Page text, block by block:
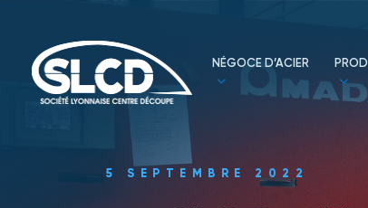
NÉGOCE D’ACIER
5 SEPTEMBRE 2022